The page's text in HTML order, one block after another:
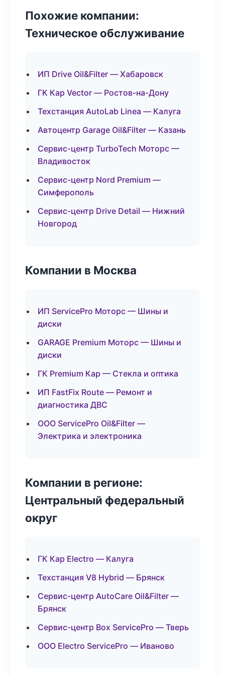
Похожие компании:
Техническое обслуживание
ИП Drive Oil&Filter — Хабаровск
ГК Кар Vector — Ростов-на-Дону
Техстанция AutoLab Linea — Калуга
Автоцентр Garage Oil&Filter — Казань
Сервис-центр TurboTech Моторс —
Владивосток
Сервис-центр Nord Premium —
Симферополь
Сервис-центр Drive Detail — Нижний
Новгород
Компании в Москва
ИП ServicePro Моторс — Шины и
диски
GARAGE Premium Моторс — Шины и
диски
ГК Premium Кар — Стекла и оптика
ИП FastFix Route — Ремонт и
диагностика ДВС
ООО ServicePro Oil&Filter —
Электрика и электроника
Компании в регионе:
Центральный федеральный
округ
ГК Кар Electro — Калуга
Техстанция V8 Hybrid — Брянск
Сервис-центр AutoCare Oil&Filter —
Брянск
Сервис-центр Box ServicePro — Тверь
ООО Electro ServicePro — Иваново